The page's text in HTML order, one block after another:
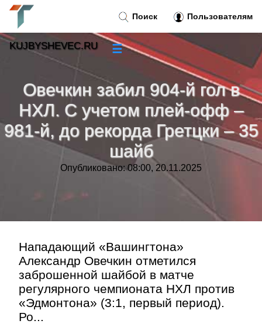
Овечкин забил 904-й гол в
НХЛ. С учетом плей-офф –
981-й, до рекорда Гретцки – 35
шайб
Опубликовано: 08:00, 20.11.2025
Нападающий «Вашингтона»
Александр Овечкин отметился
заброшенной шайбой в матче
регулярного чемпионата НХЛ против
«Эдмонтона» (3:1, первый период).
Ро...
Поиск Пользователям
KUJBYSHEVEC.RU ☰
Новости
Тренды новостей »
Рубрики »
»